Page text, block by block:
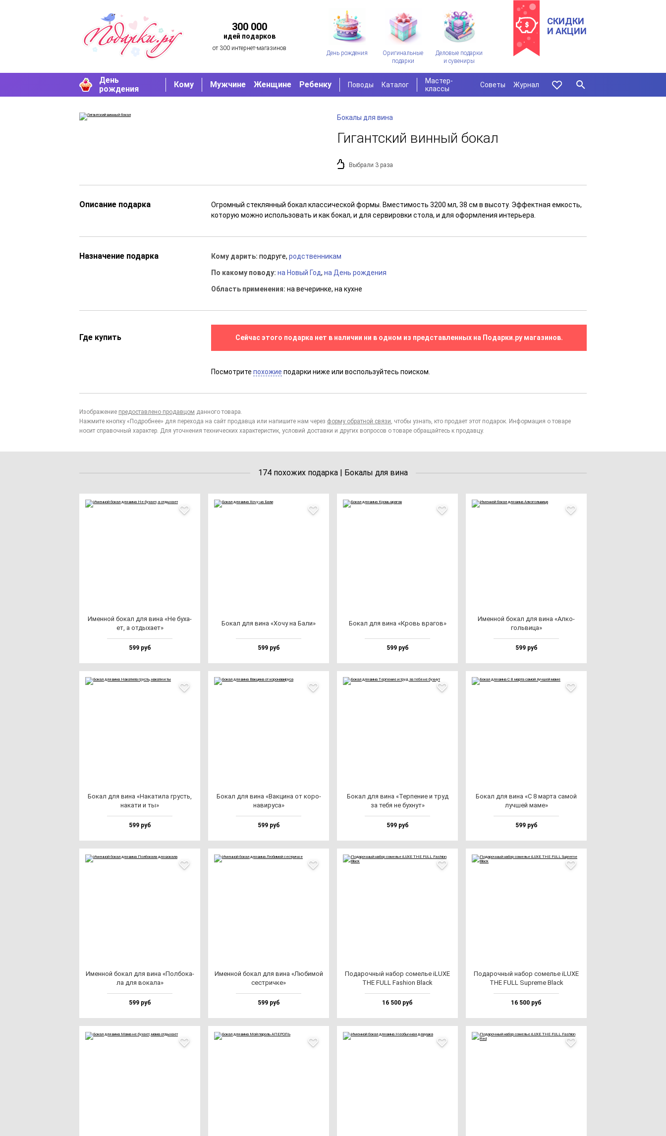
300 000
идей подарков
от 300 интернет-магазинов
День рождения
Оригинальные
подарки
Деловые подарки
и сувениры
СКИДКИ
И АКЦИИ
День
рождения
Кому Мужчине Женщине Ребенку Поводы Каталог
Мастер-
классы
Советы Журнал
Бокалы для вина
Гигантский винный бокал
Выбрали 3 раза
Описание подарка
Огромный стеклянный бокал классической формы. Вместимость 3200 мл, 38 см в высоту. Эффектная емкость,
которую можно использовать и как бокал, и для сервировки стола, и для оформления интерьера.
Назначение подарка Кому дарить:подруге,родственникам
По какому поводу:на Новый Год,на День рождения
Область применения:на вечеринке, на кухне
Где купить Сейчас этого подарка нет в наличии ни в одном из представленных на Подарки.ру магазинов.
Посмотритепохожие подарки ниже или воспользуйтесь поиском.
Изображение предоставлено продавцом данного товара.
Нажмите кнопку «Подробнее» для перехода на сайт продавца или напишите нам через форму обратной связи, чтобы узнать, кто продает этот подарок. Информация о товаре
носит справочный характер. Для уточнения технических характеристик, условий доставки и других вопросов о товаре обращайтесь к продавцу.
174 похожих подарка | Бокалы для вина
Имен­ной бо­кал для ви­на «Не бу­ха­
ет, а от­ды­ха­ет»
599 руб
Бокал для ви­на «Хочу на Бали»
599 руб
Бокал для ви­на «Кровь вра­гов»
599 руб
Имен­ной бо­кал для ви­на «Алко­
голь­ви­ца»
599 руб
Бокал для ви­на «Нака­ти­ла грусть,
на­ка­ти и ты»
599 руб
Бокал для ви­на «Вак­ци­на от ко­ро­
на­ви­ру­са»
599 руб
Бокал для ви­на «Тер­пе­ние и труд
за те­бя не бух­нут»
599 руб
Бокал для ви­на «С 8 мар­та са­мой
луч­шей ма­ме»
599 руб
Имен­ной бо­кал для ви­на «Пол­бо­ка­
ла для во­ка­ла»
599 руб
Имен­ной бо­кал для ви­на «Люби­мой
сес­трич­ке»
599 руб
Пода­роч­ный на­бор со­мелье iLUXE
THE FULL Fas­hi­on Black
16 500 руб
Пода­роч­ный на­бор со­мелье iLUXE
THE FULL Sup­re­me Black
16 500 руб